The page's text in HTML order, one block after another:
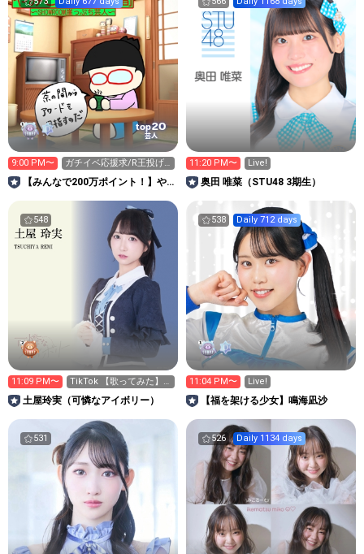
top20
芸人
9:00 PM〜
ガチイベ応援求/R王投げ
る先無い方、こがちゃん
へ
【みんなで200万ポイント！】や
11:20 PM〜 Live!
奥田 唯菜（STU48 3期生）
548
11:09 PM〜
TikTok 【歌ってみた】
第2弾更新✨️
土屋玲実（可憐なアイボリー）
538 Daily 712 days
11:04 PM〜 Live!
【福を架ける少女】鳴海凪沙
531 526 Daily 1134 days